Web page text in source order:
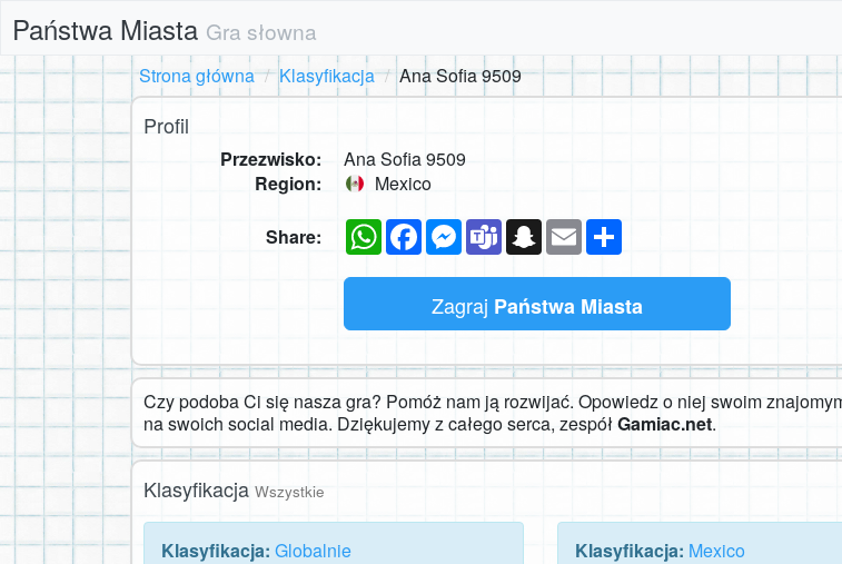
Państwa Miasta Gra słowna
Strona główna
Klasyfikacja Ana Sofia 9509
Profil
Przezwisko:
Ana Sofia 9509
Region:
Mexico
Share: WhatsAppFacebookMessenger
TeamsSnapchat
Email
Zagraj Państwa Miasta
Czy podoba Ci się nasza gra? Pomóż nam ją rozwijać. Opowiedz o niej swoim
na swoich social media. Dziękujemy z całego serca, zespółGamiac.net.
Klasyfikacja Wszystkie
Klasyfikacja: Globalnie Klasyfikacja: Mexico